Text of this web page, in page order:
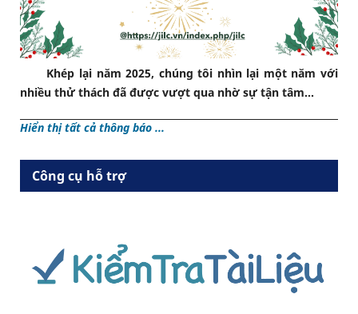
Khép lại năm 2025, chúng tôi nhìn lại một năm với
nhiều thử thách đã được vượt qua nhờ sự tận tâm...
Hiển thị tất cả thông báo ...
Công cụ hỗ trợ